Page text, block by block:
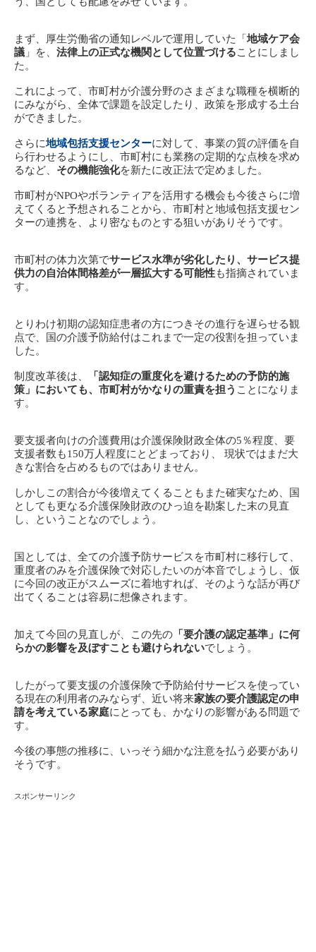
まず、厚生労働省の通知レベルで運用していた「 地域ケア会
議 」を、 法律上の正式な機関として位置づけることにしまし
た。
これによって、市町村が介護分野のさまざまな職種を横断的
にみながら、全体で課題を設定したり、政策を形成する土台
ができました。
さらに地域包括支援センターに対して、事業の質の評価を自
ら行わせるようにし、市町村にも業務の定期的な点検を求め
るなど、 その機能強化を新たに改正法で定めました。
市町村がNPOやボランティアを活用する機会も今後さらに増
えてくると予想されることから、市町村と地域包括支援セン
ターの連携を、より密なものとする狙いがありそうです。
市町村の体力次第でサービス水準が劣化したり、サービス提
供力の自治体間格差が一層拡大する可能性も指摘されていま
す。
とりわけ初期の認知症患者の方につきその進行を遅らせる観
点で、国の介護予防給付はこれまで一定の役割を担っていま
した。
制度改革後は、
「認知症の重度化を避けるための予防的施
策」においても、市町村がかなりの重責を担う ことになりま
す。
要支援者向けの介護費用は介護保険財政全体の5％程度、要
支援者数も150万人程度にとどまっており、 現状ではまだ大
きな割合を占めるものではありません。
しかしこの割合が今後増えてくることもまた確実なため、国
としても更なる介護保険財政のひっ迫を勘案した末の見直
し、ということなのでしょう。
国としては、全ての介護予防サービスを市町村に移行して、
重度者のみを介護保険で対応したいのが本音でしょうし、仮
に今回の改正がスムーズに着地すれば、そのような話が再び
出てくることは容易に想像されます。
加えて今回の見直しが、この先の 「要介護の認定基準」に何
らかの影響を及ぼすことも避けられないでしょう。
したがって要支援の介護保険で予防給付サービスを使ってい
る現在の利用者のみならず、近い将来家族の要介護認定の申
請を考えている家庭にとっても、かなりの影響がある問題で
す。
今後の事態の推移に、いっそう細かな注意を払う必要があり
そうです。
スポンサーリンク